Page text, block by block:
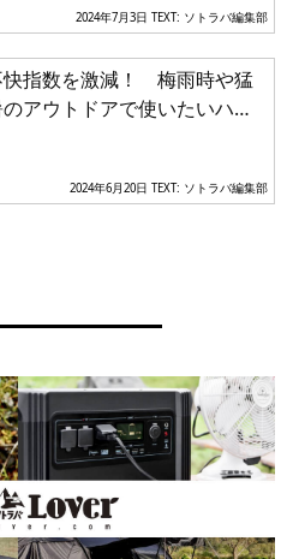
2024年7月3日 TEXT: ソトラバ編集部
快指数を激減！ 梅雨時や猛
アウトドアで使いたいハン
2024年6月20日 TEXT: ソトラバ編集部